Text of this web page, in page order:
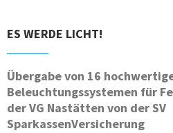
ES WERDE LICHT!
Übergabe von 16
Beleuchtungssystemen für
der VG Nastätten von der SV
SparkassenVersicherung